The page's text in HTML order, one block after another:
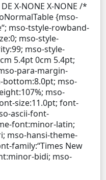
X-NONE X-NONE /*
{mso-
mso-tstyle-rowband-
mso-style-
mso-style-
5.4pt 0cm 5.4pt;
para-margin-
mso-
mso-
size:11.0pt; font-
ascii-font-
font:minor-latin;
mso-hansi-theme-
family:“Times New
bidi; mso-